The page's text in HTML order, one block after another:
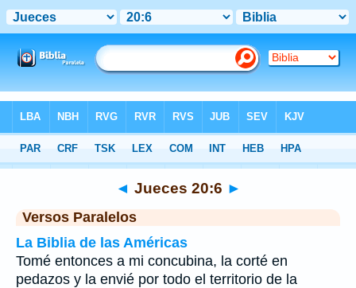
>Jueces Capítulo 20 > Verso 6
◄ Jueces 20:6 ►
Versos Paralelos
La Biblia de las Américas
Tomé entonces a mi concubina, la corté en
pedazos y la envié por todo el territorio de la